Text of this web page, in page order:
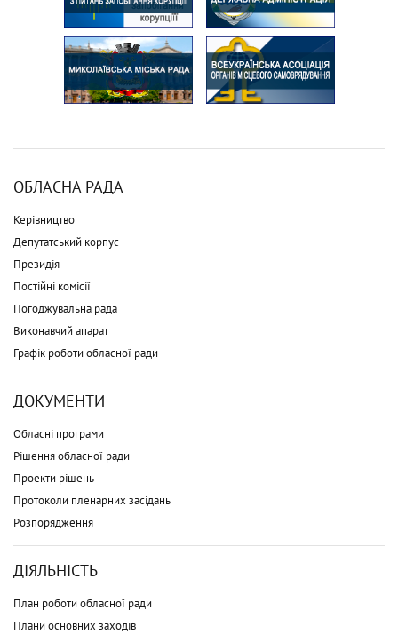
ОБЛАСНА РАДА
Керівництво
Депутатський корпус
Президія
Постійні комісії
Погоджувальна рада
Виконавчий апарат
Графік роботи обласної ради
ДОКУМЕНТИ
Обласні програми
Рішення обласної ради
Проекти рішень
Протоколи пленарних засідань
Розпорядження
ДІЯЛЬНІСТЬ
План роботи обласної ради
Плани основних заходів